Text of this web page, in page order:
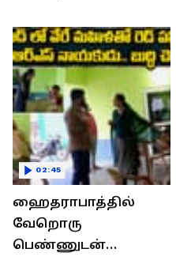
ஹைதராபாத்தில்
வேறொரு
பெண்ணுடன்
02:45